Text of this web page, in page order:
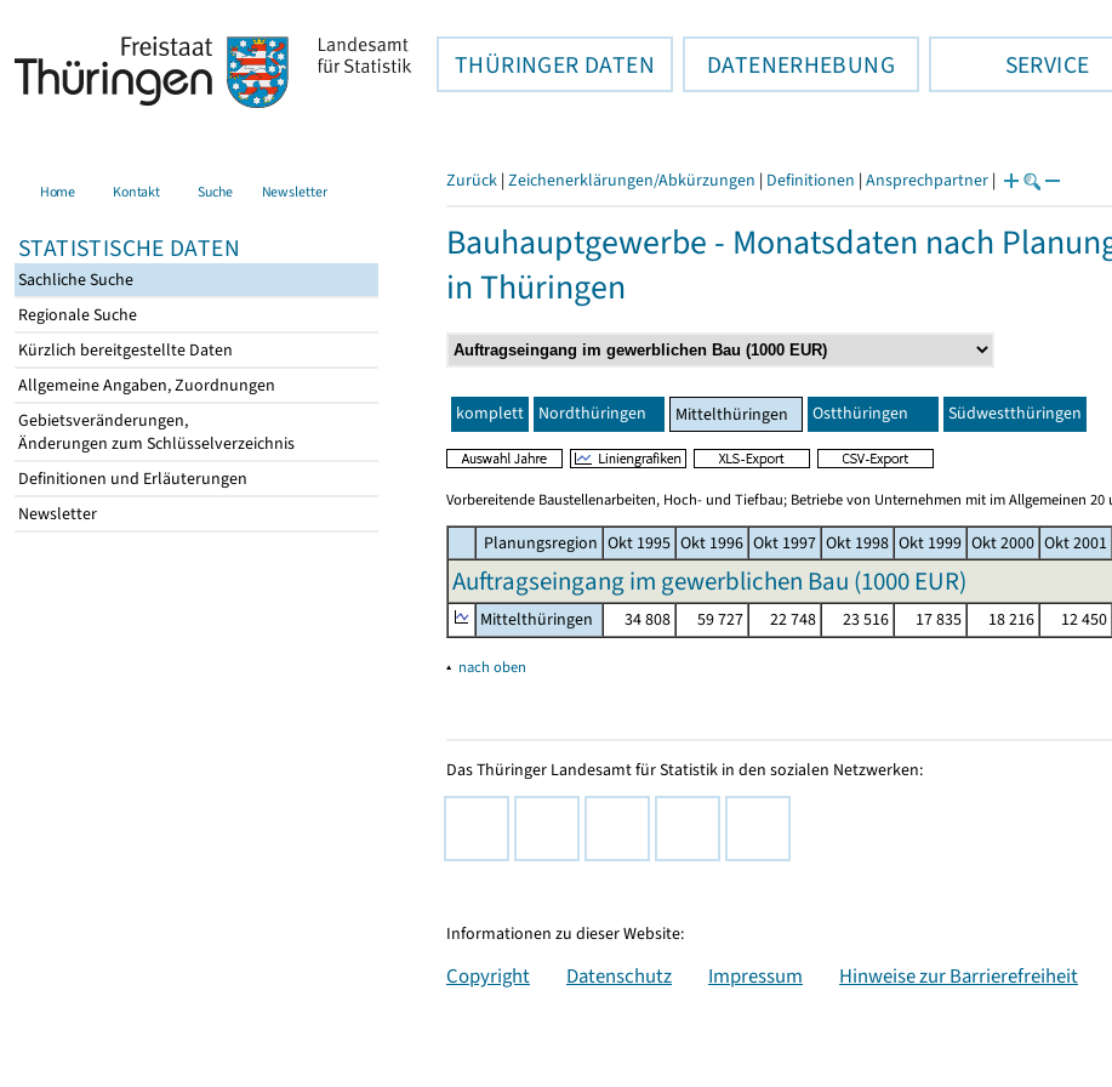
THÜRINGER DATEN DATENERHEBUNG SERVICE
Home Kontakt Suche Newsletter
STATISTISCHE DATEN
Sachliche Suche
Regionale Suche
Kürzlich bereitgestellte Daten
Allgemeine Angaben, Zuordnungen
Gebietsveränderungen,
Änderungen zum Schlüsselverzeichnis
Definitionen und Erläuterungen
Newsletter
Zurück | Zeichenerklärungen/Abkürzungen | Definitionen | Ansprechpartner |
Bauhauptgewerbe - Monatsdaten nach
in Thüringen
komplett Nordthüringen Mittelthüringen Ostthüringen Südwestthüringen
Vorbereitende Baustellenarbeiten, Hoch- und Tiefbau; Betriebe von Unternehmen mit im Allgemeinen 20
Planungsregion Okt 1995 Okt 1996 Okt 1997 Okt 1998 Okt 1999 Okt 2000 Okt 2001
Auftragseingang im gewerblichen Bau (1000 EUR)
Mittelthüringen 34 808 59 727 22 748 23 516 17 835 18 216 12 450
▴ nach oben
Das Thüringer Landesamt für Statistik in den sozialen Netzwerken:
Informationen zu dieser Website:
Copyright Datenschutz Impressum Hinweise zur Barrierefreiheit